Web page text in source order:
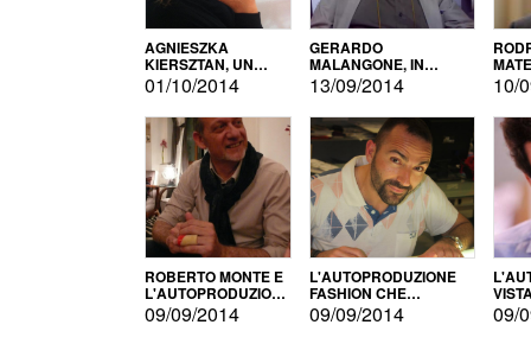
AGNIESZKA
KIERSZTAN, UN
MODELLO DI
AUTOPRODUZIONE
01/10/2014
GERARDO
MALANGONE, IN
GIURIA PER IL
CONCORSO
LETTERARIO
13/09/2014 10/
ROBERTO MONTE E
L'AUTOPRODUZIONE
CON IL CENSIMENTO
09/09/2014
L'AUTOPRODUZIONE
FASHION CHE
CONQUISTA GLI USA
09/09/2014 09/